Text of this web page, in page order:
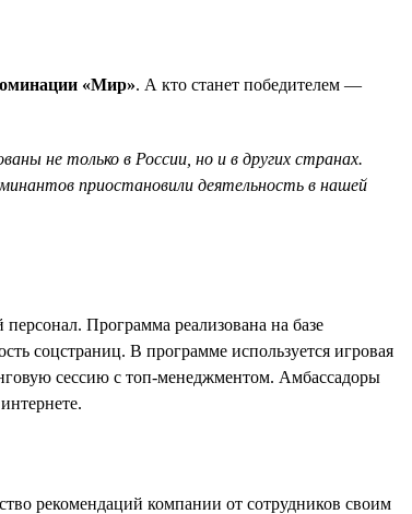
«Мир». А кто станет победителем —
не только в России, но и в других странах.
приостановили деятельность в нашей
Программа реализована на базе
соцстраниц. В программе используется игровая
сессию с топ-менеджментом. Амбассадоры
рекомендаций компании от сотрудников своим